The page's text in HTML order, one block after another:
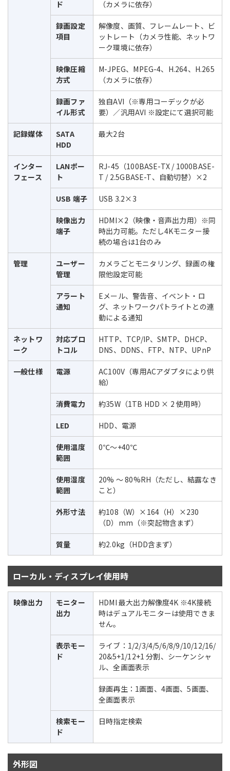
ド （カメラに依存）
録画設定
項目
解像度、画質、フレームレート、ビ
ットレート（カメラ性能、ネットワ
ーク環境に依存）
映像圧縮
方式
M-JPEG、MPEG-4、H.264、H.265
（カメラに依存）
録画ファ
イル形式
独自AVI（※専用コーデックが必
要）／汎用AVI ※設定にて選択可能
記録媒体
SATA
HDD
最大2台
インター
フェース
LANポー
ト
RJ-45（100BASE-TX / 1000BASE-
T / 2.5GBASE-T、自動切替）×2
USB 端子 USB 3.2×3
映像出力
端子
HDMI×2（映像・音声出力用）※同
時出力可能。ただし4Kモニター接
続の場合は1台のみ
管理
ユーザー
管理
カメラごとモニタリング、録画の権
限他設定可能
アラート
通知
Eメール、警告音、イベント・ロ
グ、ネットワークパトライトとの連
動による通知
ネットワ
ーク
対応プロ
トコル
HTTP、TCP/IP、SMTP、DHCP、
DNS、DDNS、FTP、NTP、UPnP
一般仕様 電源
AC100V（専用ACアダプタにより供
給）
消費電力 約35W（1TB HDD × 2 使用時）
LED HDD、電源
使用温度
範囲
0℃～+40℃
使用湿度
範囲
20% ～ 80%RH（ただし、結露なき
こと）
外形寸法
約108（W）×164（H）×230
（D）mm（※突起物含まず）
質量 約2.0kg（HDD含まず）
ローカル・ディスプレイ使用時
映像出力
モニター
出力
HDMI 最大出力解像度4K ※4K接続
時はデュアルモニターは使用できま
せん。
表示モー
ド
ライブ：1/2/3/4/5/6/8/9/10/12/16/
20&5+1/12+1 分割、シーケンシャ
ル、全画面表示
録画再生：1画面、4画面、5画面、
全画面表示
検索モー
ド
日時指定検索
外形図